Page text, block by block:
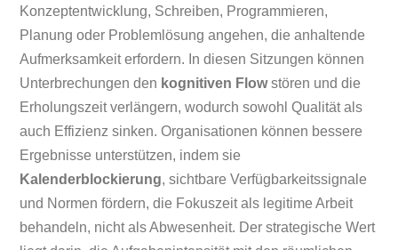
Konzeptentwicklung, Schreiben, Programmieren,
Planung oder Problemlösung angehen, die anhaltende
Aufmerksamkeit erfordern. In diesen Sitzungen können
Unterbrechungen den kognitiven Flowstören und die
Erholungszeit verlängern, wodurch sowohl Qualität als
auch Effizienz sinken. Organisationen können bessere
Ergebnisse unterstützen, indem sie
Kalenderblockierung, sichtbare Verfügbarkeitssignale
und Normen fördern, die Fokuszeit als legitime Arbeit
behandeln, nicht als Abwesenheit. Der strategische Wert